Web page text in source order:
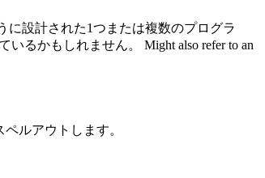
設計された1つまたは複数のプログラ
いるかもしれません。 Might also refer to an
ルアウトします。